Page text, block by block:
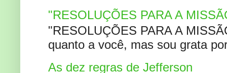
"RESOLUÇÕES PARA A
"RESOLUÇÕES PARA A
quanto a você, mas sou grata
As dez regras de Jefferson